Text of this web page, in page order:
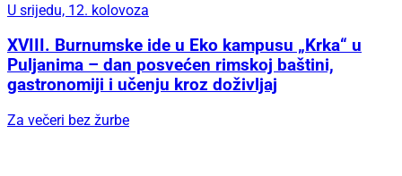
U srijedu, 12. kolovoza
XVIII. Burnumske ide u Eko kampusu „Krka“ u
Puljanima – dan posvećen rimskoj baštini,
gastronomiji i učenju kroz doživljaj
Za večeri bez žurbe